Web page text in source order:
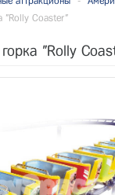
"Rolly Coaster"
"Rolly